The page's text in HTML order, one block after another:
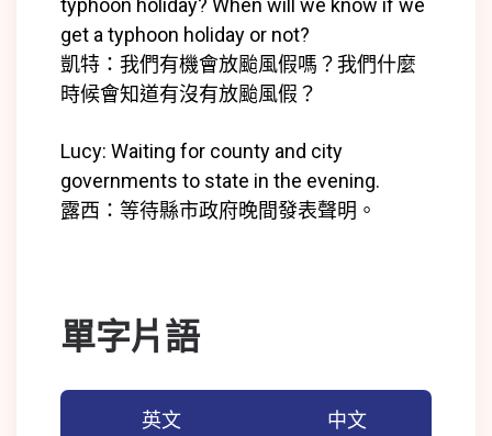
get a typhoon holiday or not?
凱特：我們有機會放颱風假嗎？我們什麼
時候會知道有沒有放颱風假？
Lucy: Waiting for county and city
governments to state in the evening.
露西：等待縣市政府晚間發表聲明。
單字片語
英文 中文